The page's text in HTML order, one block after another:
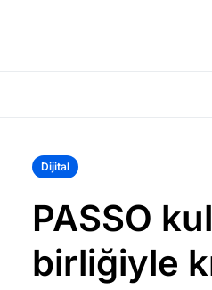
Dijital
PASSO
birliğiyle